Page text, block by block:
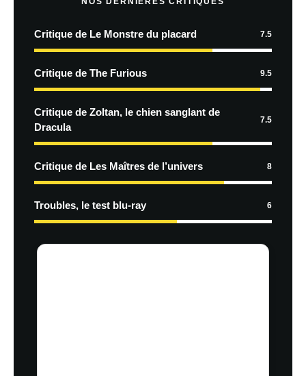
Critique de Le Monstre du placard 7.5
Critique de The Furious 9.5
Critique de Zoltan, le chien sanglant de
Dracula
7.5
Critique de Les Maîtres de l’univers 8
Troubles, le test blu-ray 6